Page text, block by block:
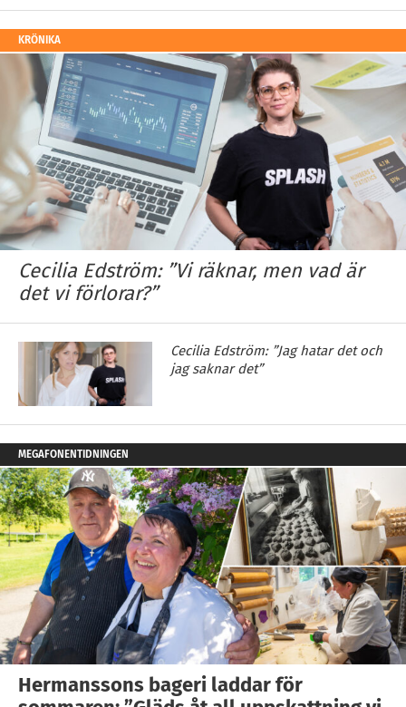
KRÖNIKA
Cecilia Edström: ”Vi räknar, men vad är
det vi förlorar?”
Cecilia Edström: ”Jag hatar det och
jag saknar det”
MEGAFONENTIDNINGEN
Hermanssons bageri laddar för